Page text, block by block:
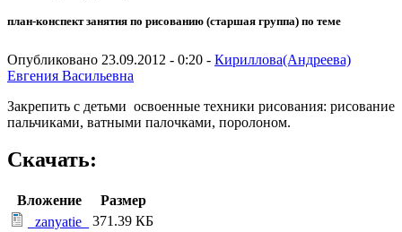
план-конспект занятия по рисованию (старшая группа) по теме
Опубликовано 23.09.2012 - 0:20 - Кириллова(Андреева)
Евгения Васильевна
Закрепить с детьми освоенные техники рисования: рисование
пальчиками, ватными палочками, поролоном.
Скачать:
Вложение
Размер
_zanyatie_
371.39 КБ